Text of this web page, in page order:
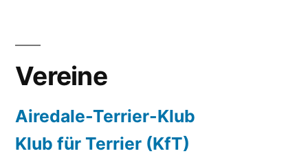
Vereine
Airedale-Terrier-Klub
Klub für Terrier (KfT)